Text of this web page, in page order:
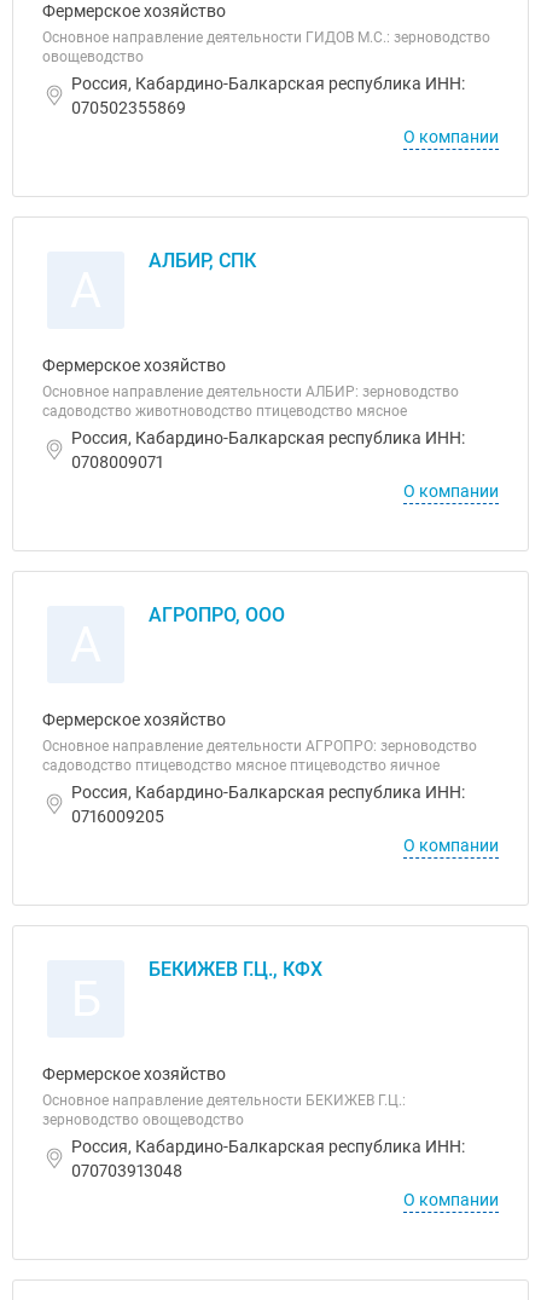
Фермерское хозяйство
Основное направление деятельности ГИДОВ М.С.: зерноводство
овощеводство
Россия, Кабардино-Балкарская республика ИНН:
070502355869
О компании
АЛБИР, СПК
Фермерское хозяйство
Основное направление деятельности АЛБИР: зерноводство
садоводство животноводство птицеводство мясное
Россия, Кабардино-Балкарская республика ИНН:
0708009071
О компании
АГРОПРО, ООО
Фермерское хозяйство
Основное направление деятельности АГРОПРО: зерноводство
садоводство птицеводство мясное птицеводство яичное
Россия, Кабардино-Балкарская республика ИНН:
0716009205
О компании
БЕКИЖЕВ Г.Ц., КФХ
Фермерское хозяйство
Основное направление деятельности БЕКИЖЕВ Г.Ц.:
зерноводство овощеводство
Россия, Кабардино-Балкарская республика ИНН:
070703913048
О компании